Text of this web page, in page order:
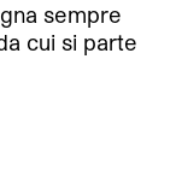
sempre
cui si parte